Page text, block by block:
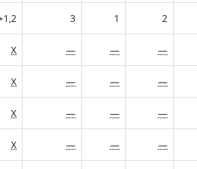
3 1 2
X — — —
X — — —
X — — —
X — — —